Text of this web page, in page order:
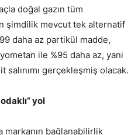
doğal gazın tüm
şimdilik mevcut tek alternatif
daha az partikül madde,
ile %95 daha az, yani
salınımı gerçekleşmiş olacak.
yol
markanın bağlanabilirlik